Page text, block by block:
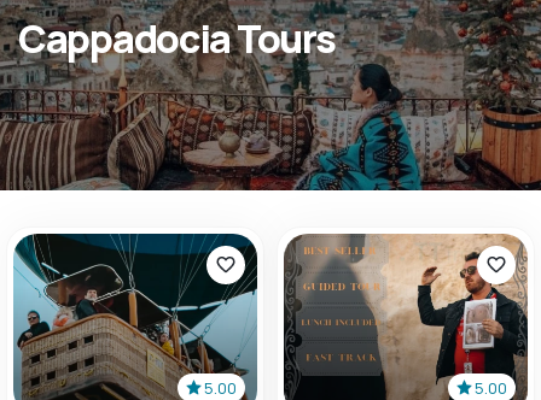
Cappadocia Tours
5.00 5.00